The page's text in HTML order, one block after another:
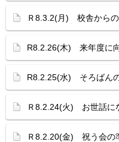
Ｒ8.3.2(月) 校舎からの
R8.2.26(木) 来年度に
R8.2.25(水) そろばん
Ｒ8.2.24(火) お世話に
Ｒ8.2.20(金) 祝う会の